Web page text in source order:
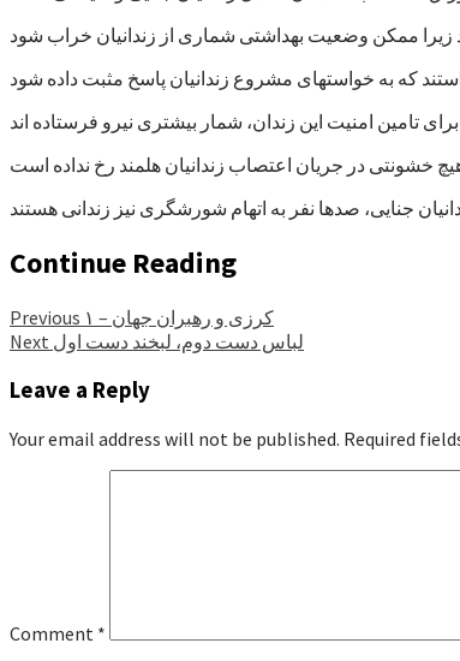
Continue Reading
Previous
کرزی و رهبران جهان – ۱
Next لباس دست دوم، لبخند دست اول
Leave a Reply
Your email address will not be published. Required
Comment *